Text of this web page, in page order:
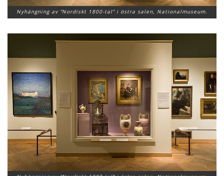
Nyhängning av “Nordiskt 1800-tal” i östra salen, Nationalmuseum.